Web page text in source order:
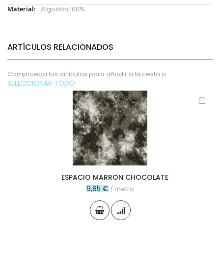
Más
Algodón 100%
ARTÍCULOS RELACIONADOS
Comprueba los artículos para añadir a la cesta o
SELECCIONAR TODO
ESPACIO MARRON CHOCOLATE
9,85 € / metro